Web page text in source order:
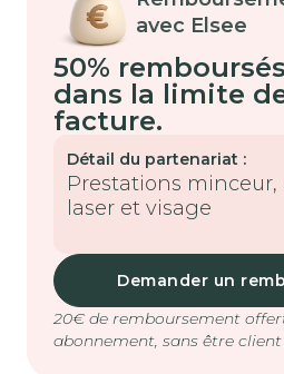
avec Elsee
50% remboursés
dans la limite
facture.
Détail du partenariat :
Prestations minceur,
laser et visage
Demander un
20€ de remboursement
abonnement, sans être client